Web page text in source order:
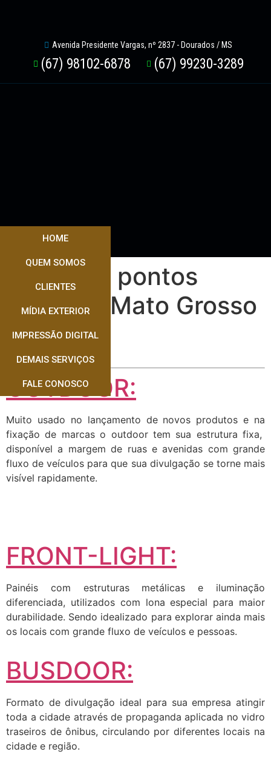
Avenida Presidente Vargas, nº 2837 - Dourados / MS
(67) 98102-6878 (67) 99230-3289
HOME
QUEM SOMOS
CLIENTES
MÍDIA EXTERIOR
IMPRESSÃO DIGITAL
DEMAIS SERVIÇOS
FALE CONOSCO
Locação pontos
outdoor Mato Grosso
do Sul
OUTDOOR:
Muito usado no lançamento de novos produtos e na
fixação de marcas o outdoor tem sua estrutura fixa,
disponível a margem de ruas e avenidas com grande
fluxo de veículos para que sua divulgação se torne mais
visível rapidamente.
FRONT-LIGHT:
Painéis com estruturas metálicas e iluminação
diferenciada, utilizados com lona especial para maior
durabilidade. Sendo idealizado para explorar ainda mais
os locais com grande fluxo de veículos e pessoas.
BUSDOOR:
Formato de divulgação ideal para sua empresa atingir
toda a cidade através de propaganda aplicada no vidro
traseiros de ônibus, circulando por diferentes locais na
cidade e região.